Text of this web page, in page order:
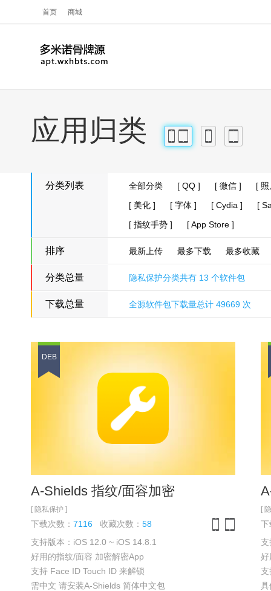
首页 商城
应用归类
分类列表 全部分类 [ QQ ] [ 微信 ]
[
[ 美化 ]
[ 字体 ] [ Cydia ]
[
[ 指纹手势 ]
[ App Store ]
排序 最新上传 最多下载 最多收藏
分类总量 隐私保护分类共有 13 个软件包
下载总量 全源软件包下载量总计 49669 次
DEB
A-Shields 指纹/面容加密
[ 隐私保护 ]
下载次数： 7116 收藏次数：58
支持版本：iOS 12.0 ~ iOS 14.8.1
好用的指纹/面容 加密解密App
支持 Face ID Touch ID 来解锁
需中文 请安装A-Shields 简体中文包
[
下
支
好
支
具